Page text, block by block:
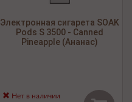
Электронная сигарета SOAK
Pods S 3500 - Canned
Pineapple (Ананас)
Нет в наличии